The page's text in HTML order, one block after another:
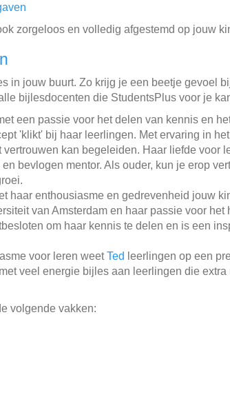
zorgeloos en volledig afgestemd op jouw
in jouw buurt. Zo krijg je een beetje gevoel
bijlesdocenten die StudentsPlus voor je
een passie voor het delen van kennis en
'klikt' bij haar leerlingen. Met ervaring in
kan begeleiden. Haar liefde voor
bevlogen mentor. Als ouder, kun je erop
haar enthousiasme en gedrevenheid jouw
van Amsterdam en haar passie voor
om haar kennis te delen en is een
voor leren weetTed leerlingen op een
veel energie bijles aan leerlingen die
volgende vakken: